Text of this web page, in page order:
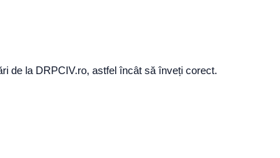
de la DRPCIV.ro, astfel încât să înveți corect.